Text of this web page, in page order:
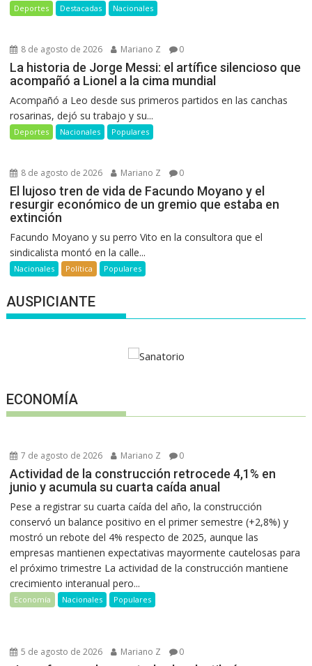
Deportes Destacadas Nacionales
8 de agosto de 2026 Mariano Z 0
La historia de Jorge Messi: el artífice silencioso que
acompañó a Lionel a la cima mundial
Acompañó a Leo desde sus primeros partidos en las canchas
rosarinas, dejó su trabajo y su...
Deportes Nacionales Populares
8 de agosto de 2026 Mariano Z 0
El lujoso tren de vida de Facundo Moyano y el
resurgir económico de un gremio que estaba en
extinción
Facundo Moyano y su perro Vito en la consultora que el
sindicalista montó en la calle...
Nacionales Política Populares
AUSPICIANTE
ECONOMÍA
7 de agosto de 2026 Mariano Z 0
Actividad de la construcción retrocede 4,1% en
junio y acumula su cuarta caída anual
Pese a registrar su cuarta caída del año, la construcción
conservó un balance positivo en el primer semestre (+2,8%) y
mostró un rebote del 4% respecto de 2025, aunque las
empresas mantienen expectativas mayormente cautelosas para
el próximo trimestre La actividad de la construcción mantiene
crecimiento interanual pero...
Economía Nacionales Populares
5 de agosto de 2026 Mariano Z 0